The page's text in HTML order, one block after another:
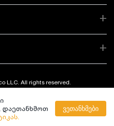
+
+
LLC. All rights reserved.
By:
დაეთანხმოთ
ვეთანხმები